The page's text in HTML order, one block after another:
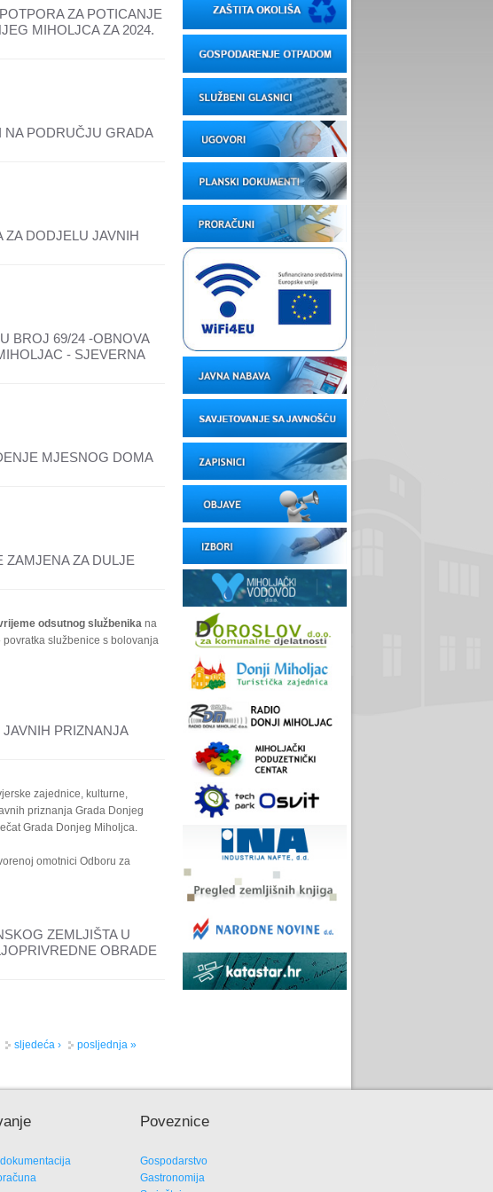
ZA POTICANJE
MIHOLJCA ZA 2024.
PODRUČJU GRADA
DODJELU JAVNIH
BROJ 69/24 -OBNOVA
- SJEVERNA
MJESNOG DOMA
ZA DULJE
odsutnog službenika na
povratka službenice s bolovanja
PRIZNANJA
zajednice, kulturne,
priznanja Grada Donjeg
Grada Donjeg Miholjca.
omotnici Odboru za
ZEMLJIŠTA U
OBRADE
sljedeća › posljednja »
Poveznice
Gospodarstvo
Gastronomija